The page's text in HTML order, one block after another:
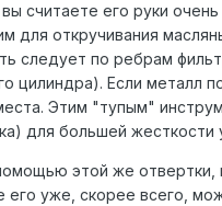
считаете его руки
откручивания
следует по ребрам
Если металл
Этим "тупым"
для большей
этой же отвертки,
уже, скорее всего,